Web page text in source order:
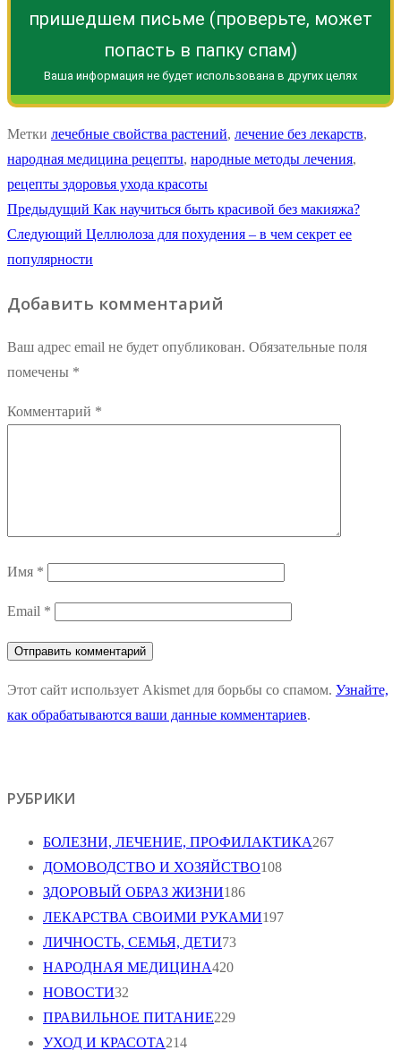
пришедшем письме (проверьте, может
попасть в папку спам)
Ваша информация не будет использована в других целях
Метки лечебные свойства растений, лечение без лекарств,
народная медицина рецепты, народные методы лечения,
рецепты здоровья ухода красоты
Навигация
по
записям
Предыдущий Предыдущая
запись:
Как научиться быть красивой без макияжа?
Следующий Следующая
запись:
Целлюлоза для похудения – в чем секрет ее
популярности
Добавить комментарий
Ваш адрес email не будет опубликован. Обязательные поля
помечены *
Комментарий *
Имя *
Email *
Этот сайт использует Akismet для борьбы со спамом. Узнайте,
как обрабатываются ваши данные комментариев.
РУБРИКИ
БОЛЕЗНИ, ЛЕЧЕНИЕ, ПРОФИЛАКТИКА267
ДОМОВОДСТВО И ХОЗЯЙСТВО108
ЗДОРОВЫЙ ОБРАЗ ЖИЗНИ186
ЛЕКАРСТВА СВОИМИ РУКАМИ197
ЛИЧНОСТЬ, СЕМЬЯ, ДЕТИ73
НАРОДНАЯ МЕДИЦИНА420
НОВОСТИ32
ПРАВИЛЬНОЕ ПИТАНИЕ229
УХОД И КРАСОТА214